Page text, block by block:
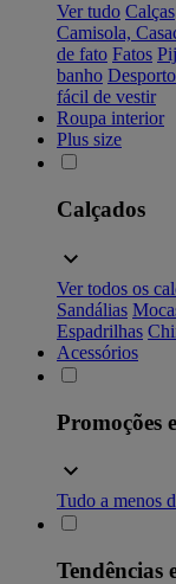
Ver tudo Calças
Camisola,
de fato Fatos
banho Desporto
fácil de vestir
Roupa interior
Plus size
Calçados
Ver todos os
Sandálias
Espadrilhas
Acessórios
Promoções
Tudo a menos
Tendências